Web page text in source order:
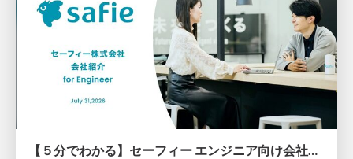
【５分でわかる】セーフィー エンジニア向け会社紹介